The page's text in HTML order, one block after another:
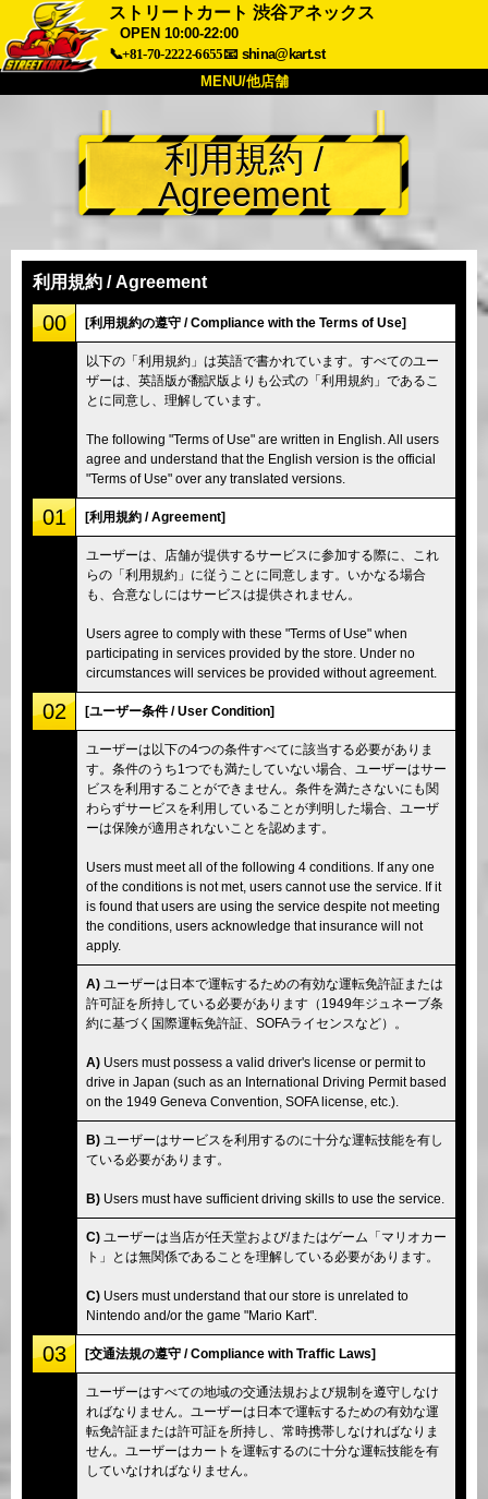
ストリートカート 渋谷アネックス
OPEN 10:00-22:00
📞+81-70-2222-6655📧 shina@kart.st
MENU/他店舗
概要 車両 価格
アクセス 評価 FAQ
会社 予約
他店舗
東京 品川
東京 秋葉原 #2 東京 渋谷
東京 渋谷アネックス 東京ベイ
東京 浅草
沖縄
利用規約 /
Agreement
利用規約 / Agreement
00 [利用規約の遵守 / Compliance with the Terms of Use]
以下の「利用規約」は英語で書かれています。すべてのユー
ザーは、英語版が翻訳版よりも公式の「利用規約」であるこ
とに同意し、理解しています。
The following "Terms of Use" are written in English. All users
agree and understand that the English version is the official
"Terms of Use" over any translated versions.
01 [利用規約 / Agreement]
ユーザーは、店舗が提供するサービスに参加する際に、これ
らの「利用規約」に従うことに同意します。いかなる場合
も、合意なしにはサービスは提供されません。
Users agree to comply with these "Terms of Use" when
participating in services provided by the store. Under no
circumstances will services be provided without agreement.
02 [ユーザー条件 / User Condition]
ユーザーは以下の4つの条件すべてに該当する必要がありま
す。条件のうち1つでも満たしていない場合、ユーザーはサー
ビスを利用することができません。条件を満たさないにも関
わらずサービスを利用していることが判明した場合、ユーザ
ーは保険が適用されないことを認めます。
Users must meet all of the following 4 conditions. If any one
of the conditions is not met, users cannot use the service. If it
is found that users are using the service despite not meeting
the conditions, users acknowledge that insurance will not
apply.
A) ユーザーは日本で運転するための有効な運転免許証または
許可証を所持している必要があります（1949年ジュネーブ条
約に基づく国際運転免許証、SOFAライセンスなど）。
A) Users must possess a valid driver's license or permit to
drive in Japan (such as an International Driving Permit based
on the 1949 Geneva Convention, SOFA license, etc.).
B) ユーザーはサービスを利用するのに十分な運転技能を有し
ている必要があります。
B) Users must have sufficient driving skills to use the service.
C) ユーザーは当店が任天堂および/またはゲーム「マリオカー
ト」とは無関係であることを理解している必要があります。
C) Users must understand that our store is unrelated to
Nintendo and/or the game "Mario Kart".
03 [交通法規の遵守 / Compliance with Traffic Laws]
ユーザーはすべての地域の交通法規および規制を遵守しなけ
ればなりません。ユーザーは日本で運転するための有効な運
転免許証または許可証を所持し、常時携帯しなければなりま
せん。ユーザーはカートを運転するのに十分な運転技能を有
していなければなりません。